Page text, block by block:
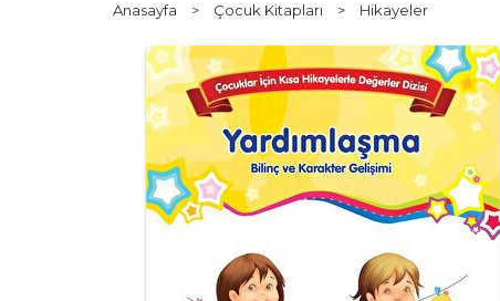
Anasayfa > Çocuk Kitapları > Hikayeler